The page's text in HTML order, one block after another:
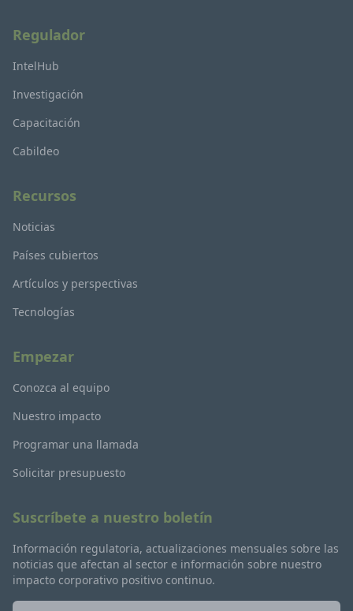
Regulador
IntelHub
Investigación
Capacitación
Cabildeo
Recursos
Noticias
Países cubiertos
Artículos y perspectivas
Tecnologías
Empezar
Conozca al equipo
Nuestro impacto
Programar una llamada
Solicitar presupuesto
Suscríbete a nuestro boletín
Información regulatoria, actualizaciones mensuales sobre las
noticias que afectan al sector e información sobre nuestro
impacto corporativo positivo continuo.